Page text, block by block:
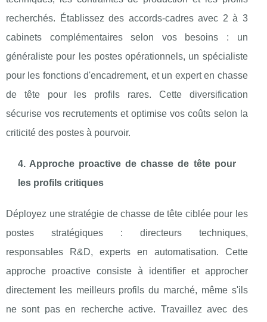
recherchés. Établissez des accords-cadres avec 2 à 3
cabinets complémentaires selon vos besoins : un
généraliste pour les postes opérationnels, un spécialiste
pour les fonctions d'encadrement, et un expert en chasse
de tête pour les profils rares. Cette diversification
sécurise vos recrutements et optimise vos coûts selon la
criticité des postes à pourvoir.
4. Approche proactive de chasse de tête pour
les profils critiques
Déployez une stratégie de chasse de tête ciblée pour les
postes stratégiques : directeurs techniques,
responsables R&D, experts en automatisation. Cette
approche proactive consiste à identifier et approcher
directement les meilleurs profils du marché, même s'ils
ne sont pas en recherche active. Travaillez avec des